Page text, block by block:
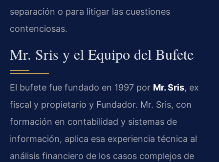
separación o para litigar las cuestiones
contenciosas.
Mr. Sris y el Equipo del Bufete
El bufete fue fundado en 1997 por Mr. Sris, ex
fiscal y propietario y Fundador. Mr. Sris, con
formación en contabilidad y sistemas de
información, aplica esa experiencia técnica al
análisis financiero de los casos complejos de